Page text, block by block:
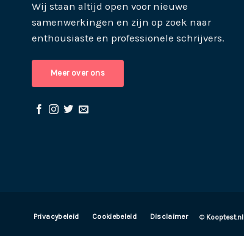
Wij staan altijd open voor nieuwe
samenwerkingen en zijn op zoek naar
enthousiaste en professionele schrijvers.
Meer over ons
Privacybeleid Cookiebeleid Disclaimer © Kooptest.nl